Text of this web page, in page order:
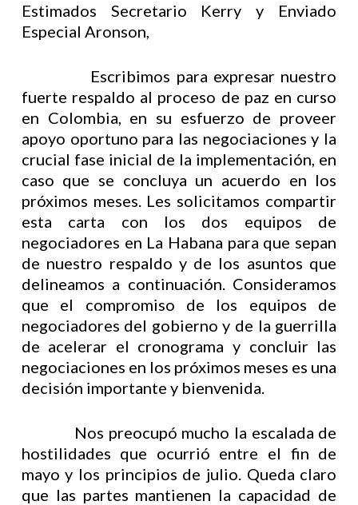
Estimados Secretario Kerry y Enviado
Especial Aronson,
Escribimos para expresar nuestro
fuerte respaldo al proceso de paz en curso
en Colombia, en su esfuerzo de proveer
apoyo oportuno para las negociaciones y la
crucial fase inicial de la implementación, en
caso que se concluya un acuerdo en los
próximos meses. Les solicitamos compartir
esta carta con los dos equipos de
negociadores en La Habana para que sepan
de nuestro respaldo y de los asuntos que
delineamos a continuación. Consideramos
que el compromiso de los equipos de
negociadores del gobierno y de la guerrilla
de acelerar el cronograma y concluir las
negociaciones en los próximos meses es una
decisión importante y bienvenida.
Nos preocupó mucho la escalada de
hostilidades que ocurrió entre el fin de
mayo y los principios de julio. Queda claro
que las partes mantienen la capacidad de